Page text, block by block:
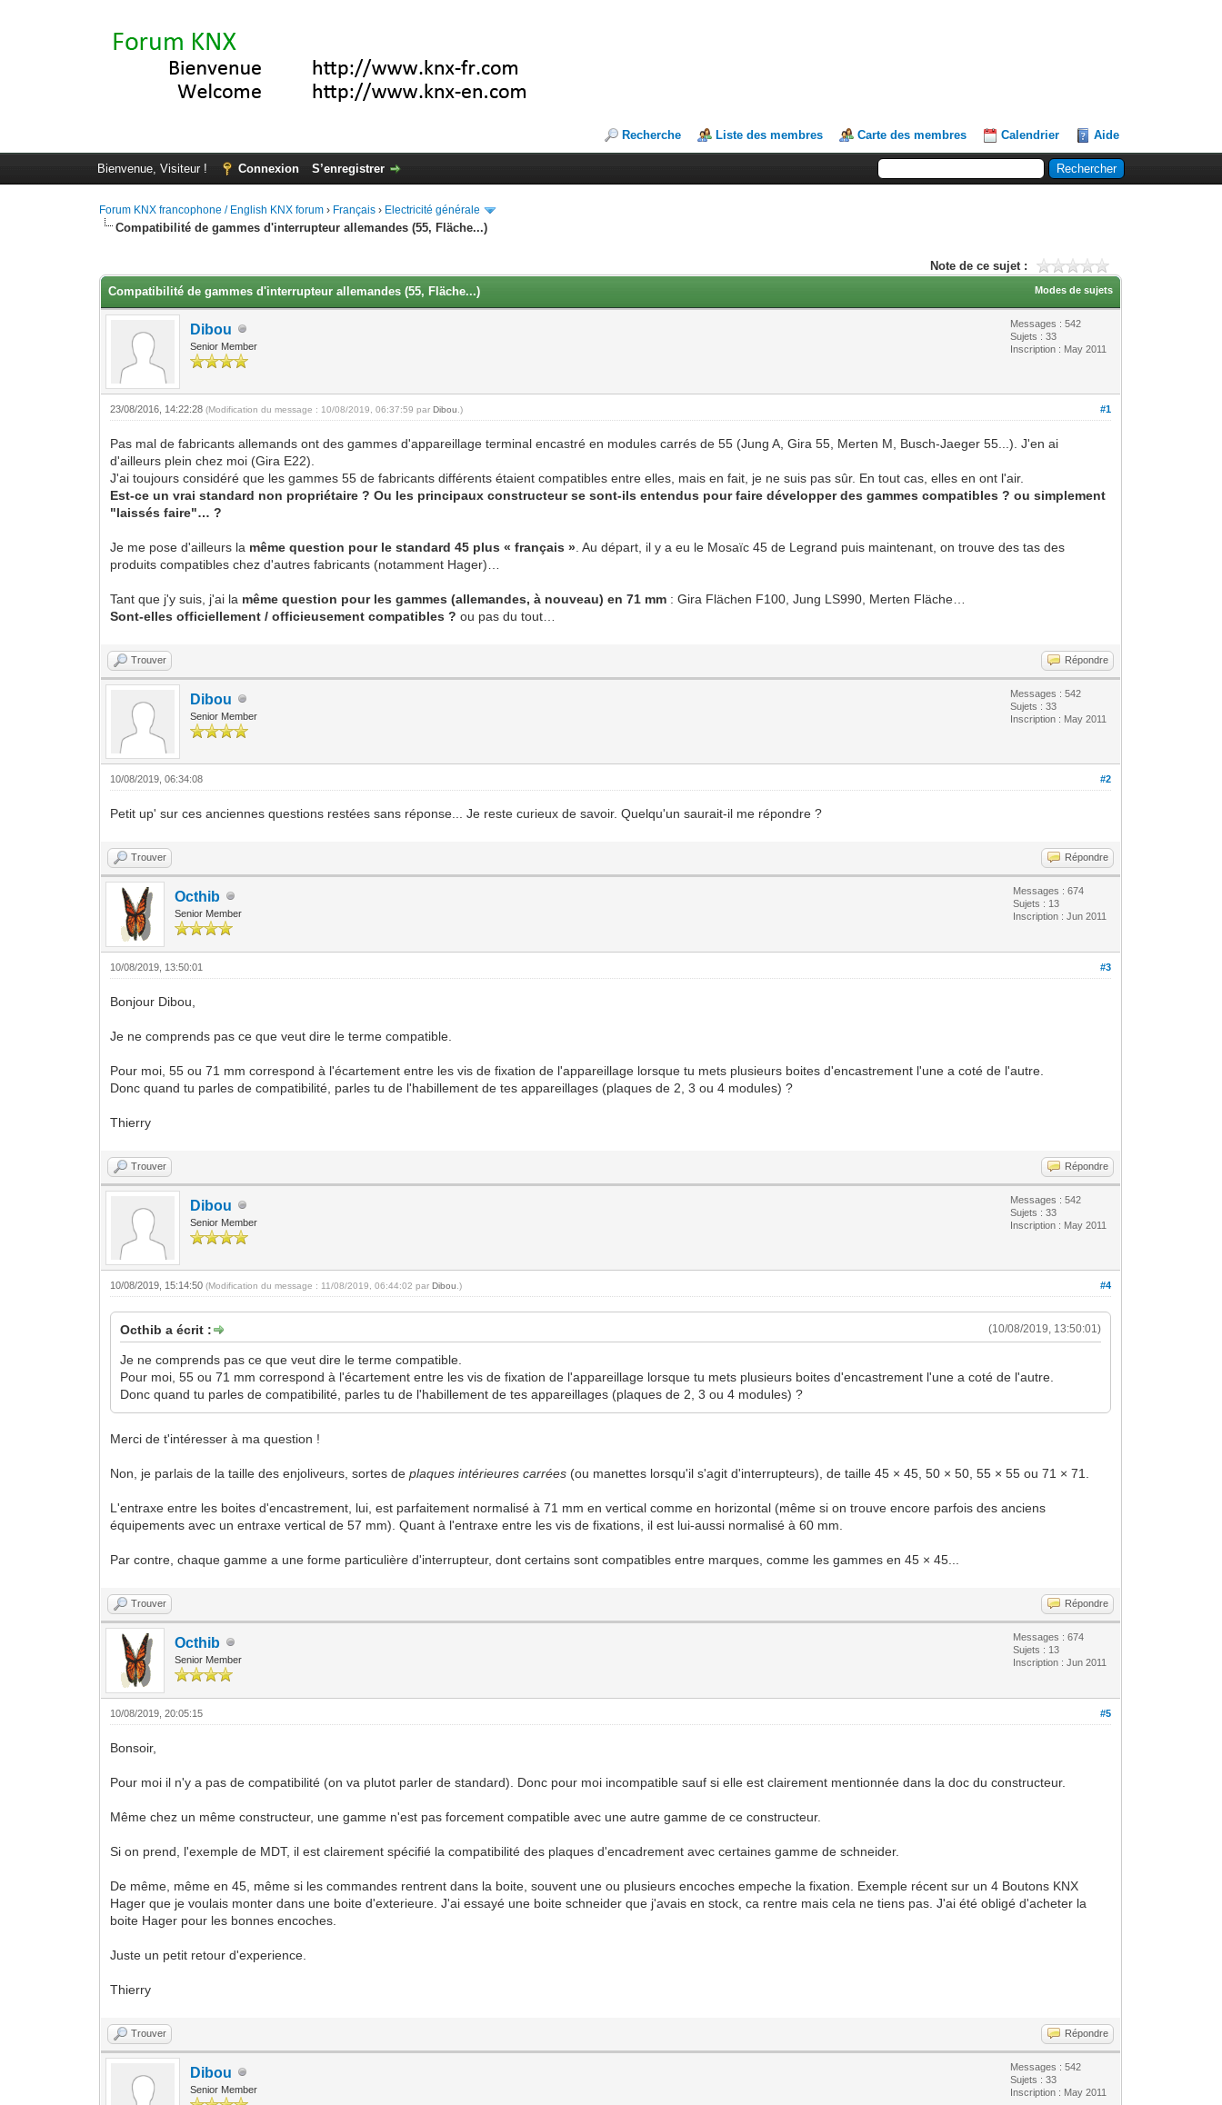
Recherche Liste des membres Carte des membres Calendrier Aide
Bienvenue, Visiteur ! Connexion S’enregistrer
Forum KNX francophone / English KNX forum › Français › Electricité générale
Compatibilité de gammes d'interrupteur allemandes (55, Fläche...)
Note de ce sujet :
Modes de sujets
Compatibilité de gammes d'interrupteur allemandes (55, Fläche...)
Dibou
Senior Member
Messages : 542
Sujets : 33
Inscription : May 2011
#1
23/08/2016, 14:22:28(Modification du message : 10/08/2019, 06:37:59 parDibou .)
Pas mal de fabricants allemands ont des gammes d'appareillage terminal encastré en modules carrés de 55 (Jung A, Gira 55, Merten M, Busch-Jaeger 55...). J'en ai
d'ailleurs plein chez moi (Gira E22).
J'ai toujours considéré que les gammes 55 de fabricants différents étaient compatibles entre elles, mais en fait, je ne suis pas sûr. En tout cas, elles en ont l'air.
Est-ce un vrai standard non propriétaire ? Ou les principaux constructeur se sont-ils entendus pour faire développer des gammes compatibles ? ou simplement
"laissés faire"… ?
Je me pose d'ailleurs la même question pour le standard 45 plus « français » . Au départ, il y a eu le Mosaïc 45 de Legrand puis maintenant, on trouve des tas des
produits compatibles chez d'autres fabricants (notamment Hager)…
Tant que j'y suis, j'ai la même question pour les gammes (allemandes, à nouveau) en 71 mm : Gira Flächen F100, Jung LS990, Merten Fläche…
Sont-elles officiellement / officieusement compatibles ? ou pas du tout…
Trouver Répondre
Dibou
Senior Member
Messages : 542
Sujets : 33
Inscription : May 2011
#2
10/08/2019, 06:34:08
Petit up' sur ces anciennes questions restées sans réponse... Je reste curieux de savoir. Quelqu'un saurait-il me répondre ?
Trouver Répondre
Octhib
Senior Member
Messages : 674
Sujets : 13
Inscription : Jun 2011
#3
10/08/2019, 13:50:01
Bonjour Dibou,
Je ne comprends pas ce que veut dire le terme compatible.
Pour moi, 55 ou 71 mm correspond à l'écartement entre les vis de fixation de l'appareillage lorsque tu mets plusieurs boites d'encastrement l'une a coté de l'autre.
Donc quand tu parles de compatibilité, parles tu de l'habillement de tes appareillages (plaques de 2, 3 ou 4 modules) ?
Thierry
Trouver Répondre
Dibou
Senior Member
Messages : 542
Sujets : 33
Inscription : May 2011
#4
10/08/2019, 15:14:50(Modification du message : 11/08/2019, 06:44:02 parDibou .)
(10/08/2019, 13:50:01)
Octhib a écrit :
Je ne comprends pas ce que veut dire le terme compatible.
Pour moi, 55 ou 71 mm correspond à l'écartement entre les vis de fixation de l'appareillage lorsque tu mets plusieurs boites d'encastrement l'une a coté de l'autre.
Donc quand tu parles de compatibilité, parles tu de l'habillement de tes appareillages (plaques de 2, 3 ou 4 modules) ?
Merci de t'intéresser à ma question !
Non, je parlais de la taille des enjoliveurs, sortes deplaques intérieures carrées (ou manettes lorsqu'il s'agit d'interrupteurs), de taille 45 × 45, 50 × 50, 55 × 55 ou 71 × 71.
L'entraxe entre les boites d'encastrement, lui, est parfaitement normalisé à 71 mm en vertical comme en horizontal (même si on trouve encore parfois des anciens
équipements avec un entraxe vertical de 57 mm). Quant à l'entraxe entre les vis de fixations, il est lui-aussi normalisé à 60 mm.
Par contre, chaque gamme a une forme particulière d'interrupteur, dont certains sont compatibles entre marques, comme les gammes en 45 × 45...
Trouver Répondre
Octhib
Senior Member
Messages : 674
Sujets : 13
Inscription : Jun 2011
#5
10/08/2019, 20:05:15
Bonsoir,
Pour moi il n'y a pas de compatibilité (on va plutot parler de standard). Donc pour moi incompatible sauf si elle est clairement mentionnée dans la doc du constructeur.
Même chez un même constructeur, une gamme n'est pas forcement compatible avec une autre gamme de ce constructeur.
Si on prend, l'exemple de MDT, il est clairement spécifié la compatibilité des plaques d'encadrement avec certaines gamme de schneider.
De même, même en 45, même si les commandes rentrent dans la boite, souvent une ou plusieurs encoches empeche la fixation. Exemple récent sur un 4 Boutons KNX
Hager que je voulais monter dans une boite d'exterieure. J'ai essayé une boite schneider que j'avais en stock, ca rentre mais cela ne tiens pas. J'ai été obligé d'acheter la
boite Hager pour les bonnes encoches.
Juste un petit retour d'experience.
Thierry
Trouver Répondre
Dibou
Senior Member
Messages : 542
Sujets : 33
Inscription : May 2011